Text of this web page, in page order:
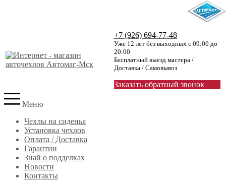
+7 (926) 694-77-48
Уже 12 лет без выходных с 09:00 до
20:00
Бесплатный выезд мастера /
Доставка / Самовывоз
Заказать обратный звонок
Меню
Чехлы на сиденья
Установка чехлов
Оплата / Доставка
Гарантии
Знай о подделках
Новости
Контакты